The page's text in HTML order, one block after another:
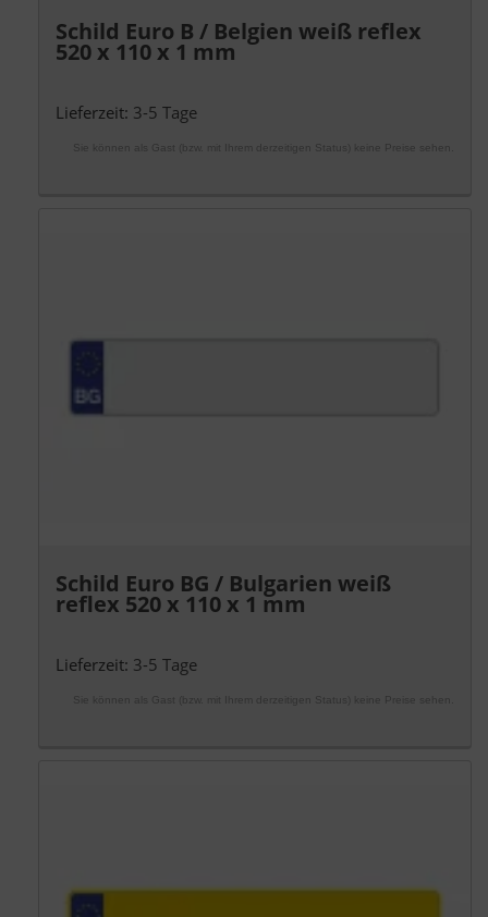
Schild Euro B / Belgien weiß reflex
520 x 110 x 1 mm
Lieferzeit: 3-5 Tage
Sie können als Gast (bzw. mit Ihrem derzeitigen Status) keine Preise sehen.
Schild Euro BG / Bulgarien weiß
reflex 520 x 110 x 1 mm
Lieferzeit: 3-5 Tage
Sie können als Gast (bzw. mit Ihrem derzeitigen Status) keine Preise sehen.